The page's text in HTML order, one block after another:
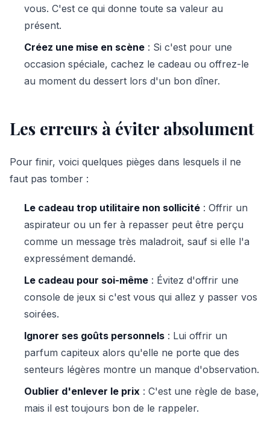
vous. C'est ce qui donne toute sa valeur au
présent.
Créez une mise en scène : Si c'est pour une
occasion spéciale, cachez le cadeau ou offrez-le
au moment du dessert lors d'un bon dîner.
Les erreurs à éviter absolument
Pour finir, voici quelques pièges dans lesquels il ne
faut pas tomber :
Le cadeau trop utilitaire non sollicité : Offrir un
aspirateur ou un fer à repasser peut être perçu
comme un message très maladroit, sauf si elle l'a
expressément demandé.
Le cadeau pour soi-même : Évitez d'offrir une
console de jeux si c'est vous qui allez y passer vos
soirées.
Ignorer ses goûts personnels : Lui offrir un
parfum capiteux alors qu'elle ne porte que des
senteurs légères montre un manque d'observation.
Oublier d'enlever le prix : C'est une règle de base,
mais il est toujours bon de le rappeler.